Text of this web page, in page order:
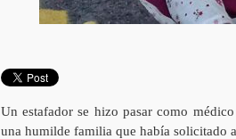
Un estafador se hizo pasar como
una humilde familia que había solicitado